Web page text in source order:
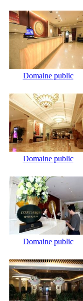
Domaine public
Domaine public
Domaine public